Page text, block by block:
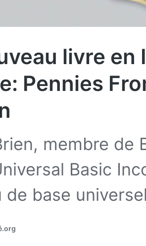
livre en
Pennies
membre de
Basic
de base